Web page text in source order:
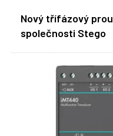
Nový třífázový
společnosti Stego